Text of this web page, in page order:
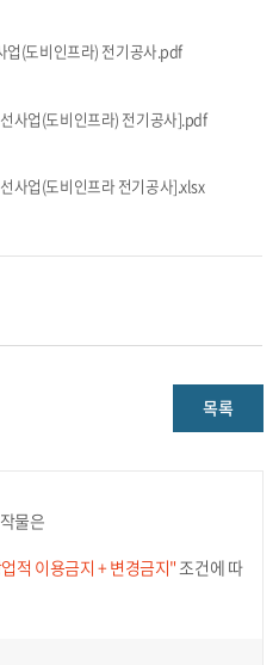
업(도비인프라) 전기공사.pdf
사업(도비인프라) 전기공사].pdf
사업(도비인프라 전기공사].xlsx
목록
물은
적 이용금지 + 변경금지"조건에 따